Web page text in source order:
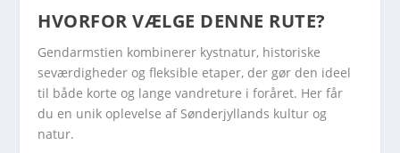
HVORFOR VÆLGE DENNE RUTE?
Gendarmstien kombinerer kystnatur, historiske
seværdigheder og fleksible etaper, der gør den ideel
til både korte og lange vandreture i foråret. Her får
du en unik oplevelse af Sønderjyllands kultur og
natur.